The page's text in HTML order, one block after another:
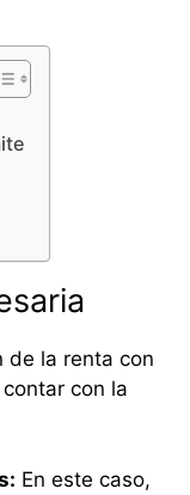
de la renta con
con la
En este caso,